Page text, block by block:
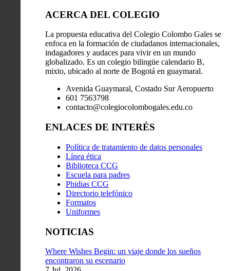
ACERCA DEL COLEGIO
La propuesta educativa del Colegio Colombo Gales se
enfoca en la formación de ciudadanos internacionales,
indagadores y audaces para vivir en un mundo
globalizado. Es un colegio bilingüe calendario B,
mixto, ubicado al norte de Bogotá en guaymaral.
Avenida Guaymaral, Costado Sur Aeropuerto
601 7563798
contacto@colegiocolombogales.edu.co
ENLACES DE INTERÉS
Política de tratamiento de datos personales
Línea ética
Biblioteca CCG
Escuela para padres
Phidias CCG
Directorio telefónico
Formatos
Uniformes
NOTICIAS
Where Wishes Begin: un viaje donde los sueños
encontraron su escenario